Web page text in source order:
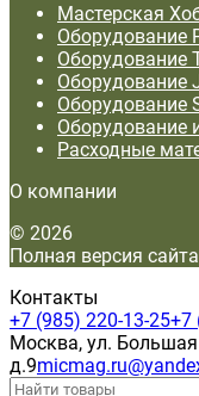
Мастерская
Оборудование
Оборудование
Оборудование
Оборудование
Оборудование
Расходные
О компании
© 2026
Полная версия сайта
Контакты
+7 (985) 220-13-25+7
Москва, ул.
д.9